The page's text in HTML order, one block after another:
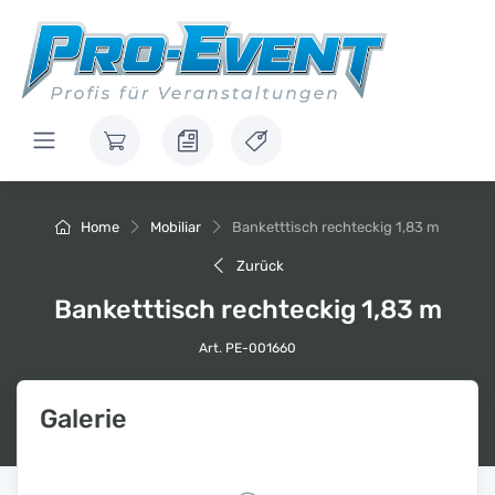
Home Mobiliar Banketttisch rechteckig 1,83 m
Zurück
Banketttisch rechteckig 1,83 m
Art. PE-001660
Galerie